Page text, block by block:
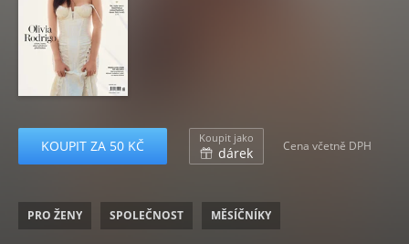
KOUPIT ZA 50 KČ Koupit jako
dárek Cena včetně DPH
PRO ŽENY SPOLEČNOST MĚSÍČNÍKY